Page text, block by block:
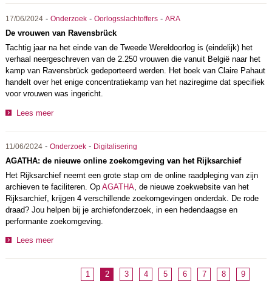
17/06/2024- Onderzoek- Oorlogsslachtoffers- ARA
De vrouwen van Ravensbrück
Tachtig jaar na het einde van de Tweede Wereldoorlog is (eindelijk) het
verhaal neergeschreven van de 2.250 vrouwen die vanuit België naar het
kamp van Ravensbrück gedeporteerd werden. Het boek van Claire Pahaut
handelt over het enige concentratiekamp van het naziregime dat specifiek
voor vrouwen was ingericht.
Lees meer
11/06/2024- Onderzoek- Digitalisering
AGATHA: de nieuwe online zoekomgeving van het Rijksarchief
Het Rijksarchief neemt een grote stap om de online raadpleging van zijn
archieven te faciliteren. Op AGATHA, de nieuwe zoekwebsite van het
Rijksarchief, krijgen 4 verschillende zoekomgevingen onderdak. De rode
draad? Jou helpen bij je archiefonderzoek, in een hedendaagse en
performante zoekomgeving.
Lees meer
1 2 3 4 5 6 7 8 9